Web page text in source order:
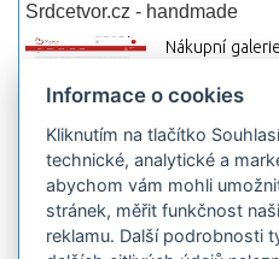
Srdcetvor.cz - handmade
Nákupní
začít prodávat
Hledej-
hosting
Přehled
hosting
pokročilého
Informace o cookies
Kliknutím na tlačítko
technické, analytické a
abychom vám mohli
stránek, měřit funkčnost
reklamu. Další podrobnosti